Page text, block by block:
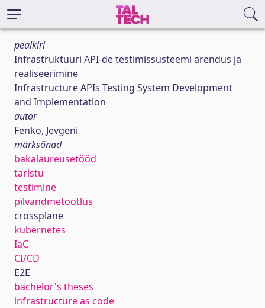
pealkiri
Infrastruktuuri API-de testimissüsteemi arendus ja
realiseerimine
Infrastructure APIs Testing System Development
and Implementation
autor
Fenko, Jevgeni
märksõnad
bakalaureusetööd
taristu
testimine
pilvandmetöötlus
crossplane
kubernetes
IaC
CI/CD
E2E
bachelor's theses
infrastructure as code